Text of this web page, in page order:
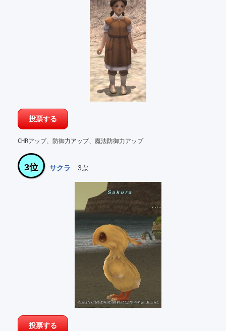
CHRアップ、防御力アップ、魔法防御力アップ
3位 サクラ 3票